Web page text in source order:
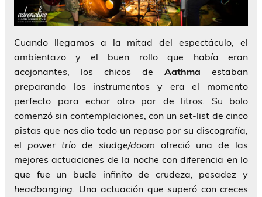
Cuando llegamos a la mitad del espectáculo, el
ambientazo y el buen rollo que había eran
acojonantes, los chicos de Aathma estaban
preparando los instrumentos y era el momento
perfecto para echar otro par de litros. Su bolo
comenzó sin contemplaciones, con un set-list de cinco
pistas que nos dio todo un repaso por su discografía,
el power trío de sludge/doom ofreció una de las
mejores actuaciones de la noche con diferencia en lo
que fue un bucle infinito de crudeza, pesadez y
headbanging. Una actuación que superó con creces